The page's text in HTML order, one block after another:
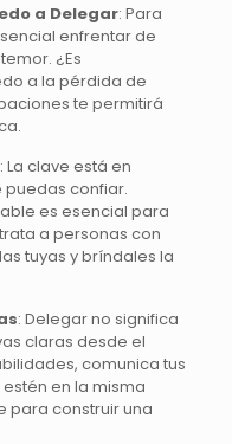
a Delegar: Para
enfrentar de
¿Es
a la pérdida de
te permitirá
: La clave está en
confiar.
es esencial para
a personas con
tuyas y bríndales la
: Delegar no significa
claras desde el
comunica tus
en la misma
para construir una